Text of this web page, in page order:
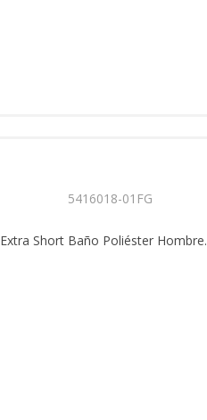
Extra Short Baño Poliéster Hombre.